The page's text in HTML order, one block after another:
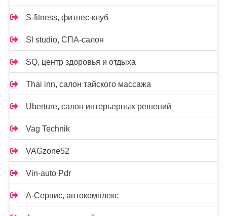
S-fitness, фитнес-клуб
Sl studio, СПА-салон
SQ, центр здоровья и отдыха
Thai inn, салон тайского массажа
Uberture, салон интерьерных решений
Vag Technik
VAGzone52
Vin-auto Pdr
А-Сервис, автокомплекс